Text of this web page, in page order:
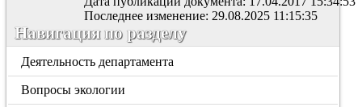
Последнее изменение: 29.08.2025 11:15:35
Навигация по разделу
Деятельность департамента
Вопросы экологии